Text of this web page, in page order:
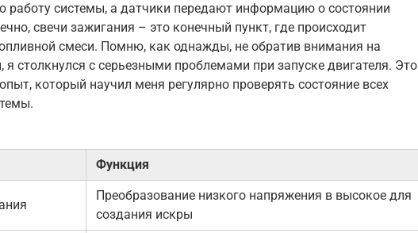
работу системы, а датчики передают информацию о состоянии
свечи зажигания – это конечный пункт, где происходит
смеси. Помню, как однажды, не обратив внимания на
я столкнулся с серьезными проблемами при запуске двигателя. Это
который научил меня регулярно проверять состояние всех
Функция
Преобразование низкого напряжения в высокое для
создания искры